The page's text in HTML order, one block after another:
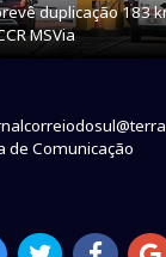
duplicação 183
MSVia
de Comunicação